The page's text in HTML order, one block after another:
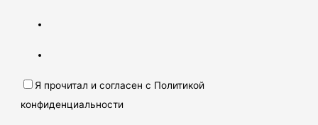
Я прочитал и согласен с Политикой
конфиденциальности